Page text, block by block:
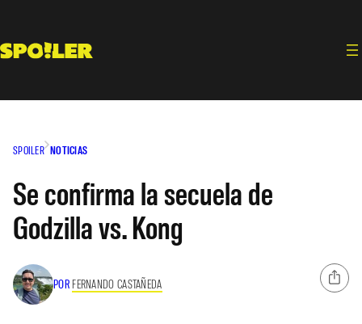
contenido
SPOILER NOTICIAS
Se confirma la secuela de
Godzilla vs. Kong
POR FERNANDO CASTAÑEDA